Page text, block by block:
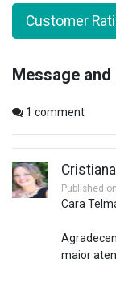
Customer
Message
1 comment
Published
Cara
maior